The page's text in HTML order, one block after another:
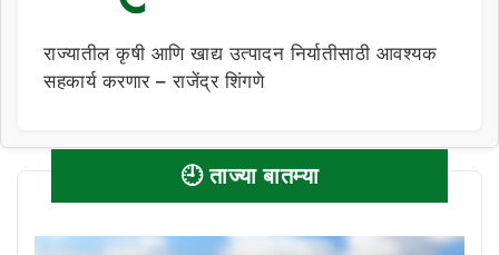
राज्यातील कृषी आणि खाद्य उत्पादन निर्यातीसाठी आवश्यक
सहकार्य करणार – राजेंद्र शिंगणे
🕘 ताज्या बातम्या